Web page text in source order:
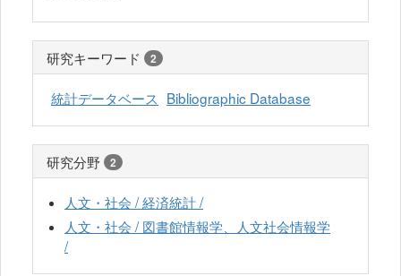
研究キーワード 2
統計データベース Bibliographic Database
研究分野 2
人文・社会 / 経済統計 /
人文・社会 / 図書館情報学、人文社会情報学
/